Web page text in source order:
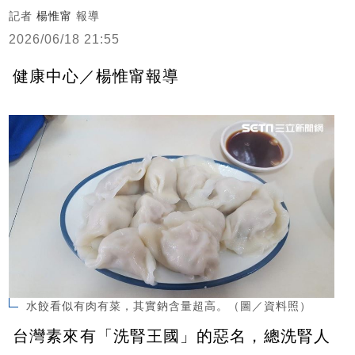
記者 楊惟甯 報導
2026/06/18 21:55
健康中心／楊惟甯報導
水餃看似有肉有菜，其實鈉含量超高。（圖／資料照）
台灣素來有「洗腎王國」的惡名，總洗腎人